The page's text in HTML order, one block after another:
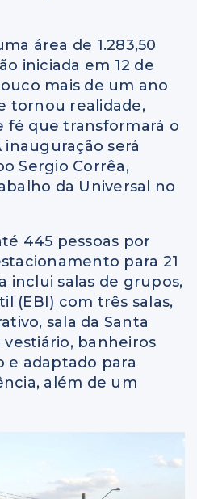
área de 1.283,50
iniciada em 12 de
mais de um ano
tornou realidade,
fé que transformará o
será
Sergio Corrêa,
da Universal no
445 pessoas por
para 21
inclui salas de grupos,
(EBI) com três salas,
sala da Santa
banheiros
e adaptado para
além de um